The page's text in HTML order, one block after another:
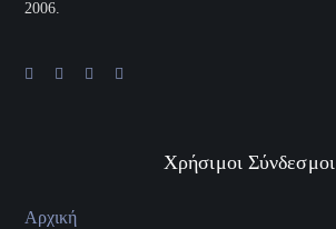
2006.
Χρήσιμοι Σύνδεσμοι
Αρχική